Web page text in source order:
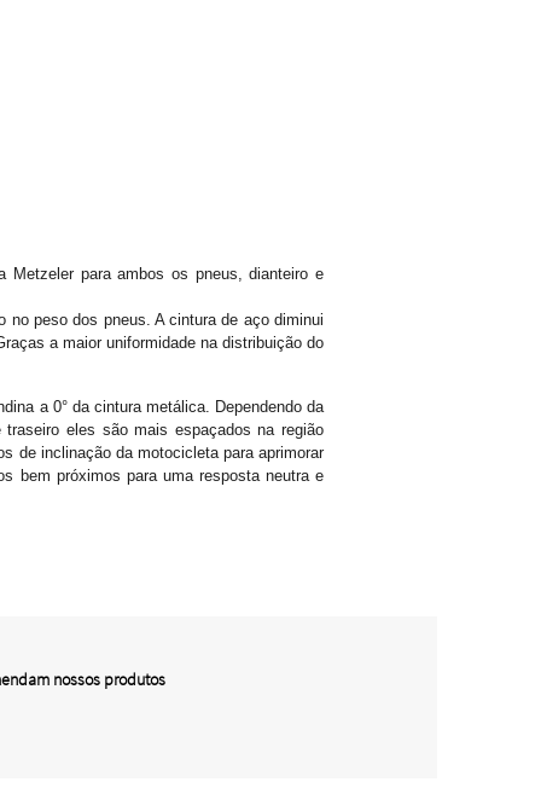
Metzeler para ambos os pneus, dianteiro e
peso dos pneus. A cintura de aço diminui
a maior uniformidade na distribuição do
a 0° da cintura metálica. Dependendo da
eles são mais espaçados na região
de inclinação da motocicleta para aprimorar
bem próximos para uma resposta neutra e
nossos produtos